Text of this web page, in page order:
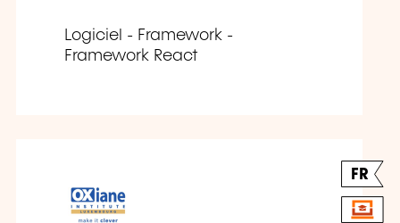
Logiciel - Framework -
Framework React
FR